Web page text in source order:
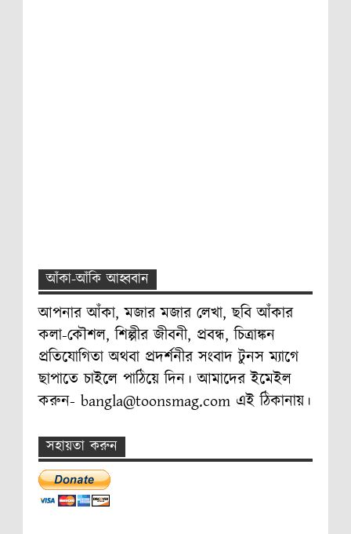
আঁকা-আঁকি আহ্ববান
আপনার আঁকা, মজার মজার লেখা, ছবি আঁকার
কলা-কৌশল, শিল্পীর জীবনী, প্রবন্ধ, চিত্রাঙ্কন
প্রতিযোগিতা অথবা প্রদর্শনীর সংবাদ টুনস ম্যাগে
ছাপাতে চাইলে পাঠিয়ে দিন। আমাদের ইমেইল
করুন- bangla@toonsmag.com এই ঠিকানায়।
সহায়তা করুন